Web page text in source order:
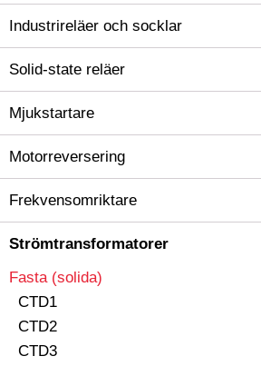
Industrireläer och socklar
Solid-state reläer
Mjukstartare
Motorreversering
Frekvensomriktare
Strömtransformatorer
Fasta (solida)
CTD1
CTD2
CTD3